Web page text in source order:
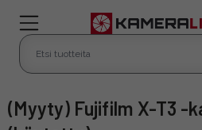
(Myyty) Fujifilm X-T3 -kamera (sc. 5000)